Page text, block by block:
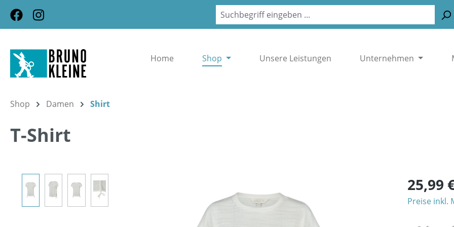
Hauptinhalt springen
Zur Suche springen
Zur Hauptnavigation springen
Home Shop Unsere Leistungen Unternehmen
Shop Damen Shirt
T-Shirt
Bildergalerie überspringen 25,99
Preise inkl.